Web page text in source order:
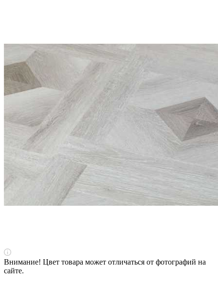
Внимание! Цвет товара может отличаться от фотографий на
сайте.